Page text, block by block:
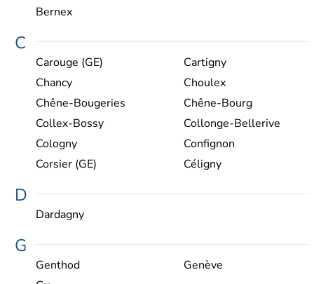
Bernex
C
Carouge (GE)
Cartigny
Chancy
Choulex
Chêne-Bougeries
Chêne-Bourg
Collex-Bossy
Collonge-Bellerive
Cologny
Confignon
Corsier (GE)
Céligny
D
Dardagny
G
Genthod
Genève